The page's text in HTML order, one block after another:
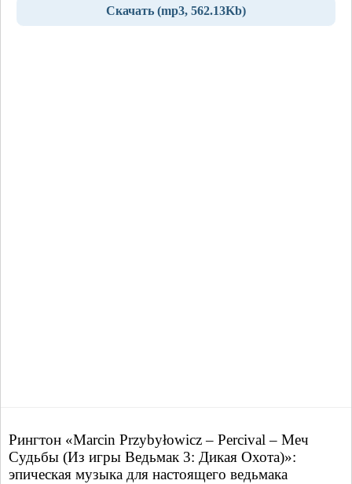
Скачать (mp3, 562.13Kb)
Рингтон «Marcin Przybyłowicz – Percival – Меч
Судьбы (Из игры Ведьмак 3: Дикая Охота)»:
эпическая музыка для настоящего ведьмака